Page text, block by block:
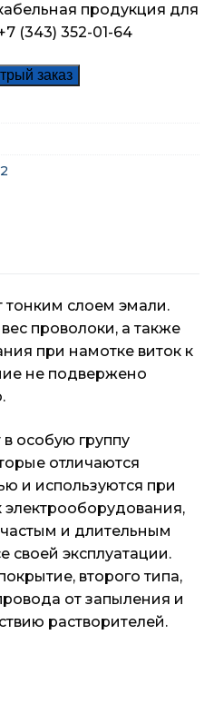
продукция для
(343) 352-01-64
заказ
слоем эмали.
проволоки, а также
при намотке виток к
не подвержено
особую группу
отличаются
и используются при
и длительным
своей эксплуатации.
второго типа,
от запыления и
растворителей.